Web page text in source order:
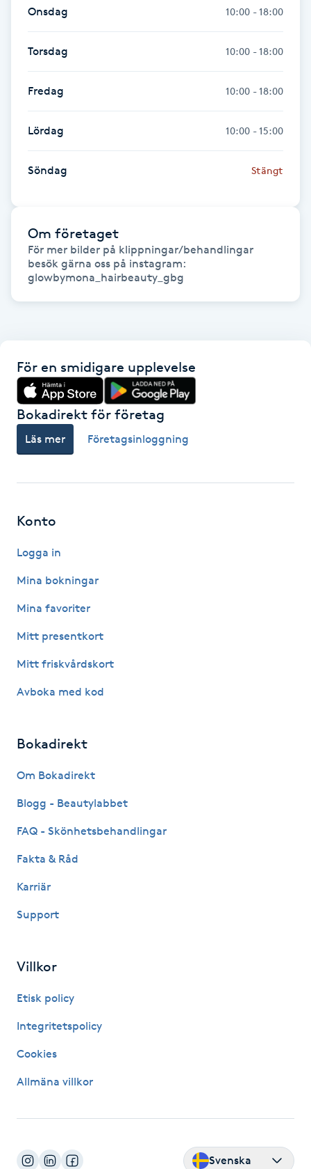
Hårförlängning
Hårvård
Hälsa
Hälsprickor
Idrottsmassage
IPL hårborttagning
IR-massage
K
K18
Katun fransar
Kemisk peeling
Keratinbehandling
Kinesisk medicin
Kiropraktik
Klippning ungdom
Koppningsmassage
Kostrådgivning
Kroppspeeling
Käkledsbehandling
Lashlift Keratin
Onsdag 10:00 - 18:00
Torsdag 10:00 - 18:00
Fredag 10:00 - 18:00
Lördag 10:00 - 15:00
Söndag Stängt
Om företaget
För mer bilder på klippningar/behandlingar
besök gärna oss på instagram:
glowbymona_hairbeauty_gbg
För en smidigare upplevelse
Bokadirekt för företag
Läs mer Företagsinloggning
Konto
Logga in
Mina bokningar
Mina favoriter
Mitt presentkort
Mitt friskvårdskort
Avboka med kod
Bokadirekt
Om Bokadirekt
Blogg - Beautylabbet
FAQ - Skönhetsbehandlingar
Fakta & Råd
Karriär
Support
Villkor
Etisk policy
Integritetspolicy
Cookies
Allmäna villkor
Svenska